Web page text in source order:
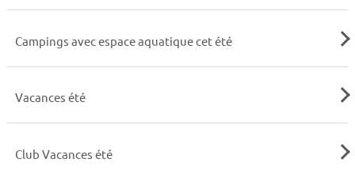
Campings avec espace aquatique cet été
Vacances été
Club Vacances été